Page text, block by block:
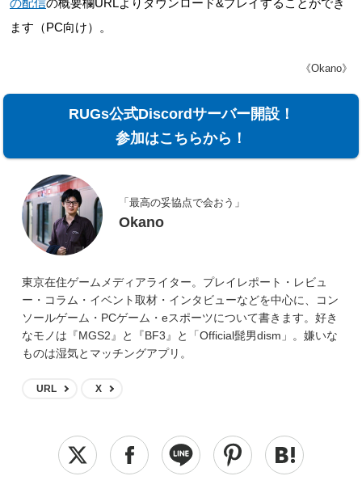
の配信の概要欄URLよりダウンロード&プレイすることができ
ます（PC向け）。
《Okano》
RUGs公式Discordサーバー開設！
参加はこちらから！
「最高の妥協点で会おう」
Okano
東京在住ゲームメディアライター。プレイレポート・レビュ
ー・コラム・イベント取材・インタビューなどを中心に、コン
ソールゲーム・PCゲーム・eスポーツについて書きます。好き
なモノは『MGS2』と『BF3』と「Official髭男dism」。嫌いな
ものは湿気とマッチングアプリ。
URL X